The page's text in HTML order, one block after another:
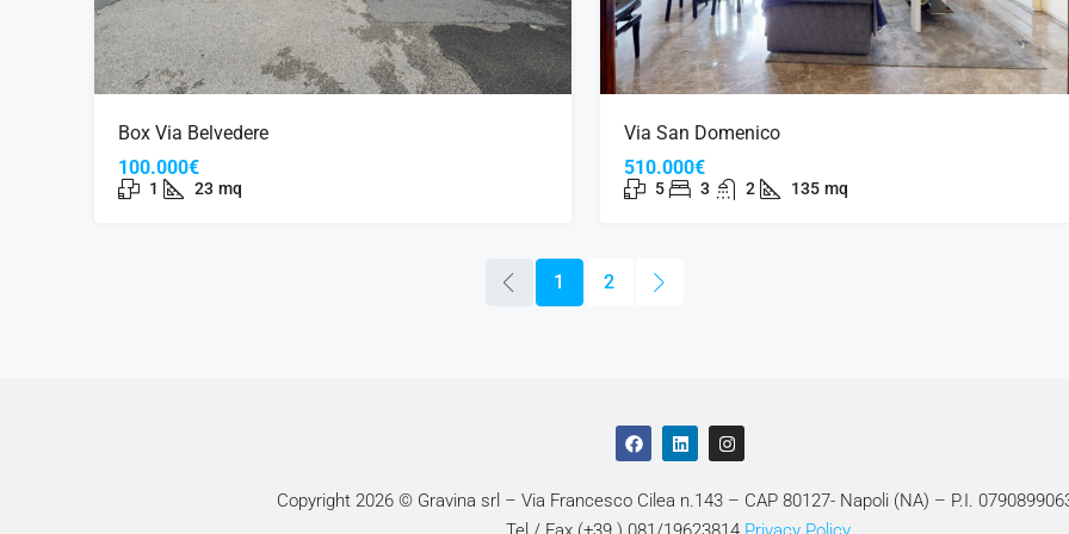
Box Via Belvedere
100.000€
1 23 mq
Via San Domenico
510.000€
5 3 2 135 mq
1 2
Copyright 2026 © Gravina srl – Via Francesco Cilea n.143 – CAP 80127- Napoli (NA) – P.I.